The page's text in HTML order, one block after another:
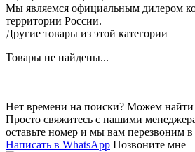
Мы являемся официальным дилером
территории России.
Другие товары из этой категории
Товары не найдены...
Нет времени на поиски? Можем найти
Просто свяжитесь с нашими
оставьте номер и мы вам перезвоним в
Написать в WhatsApp Позвоните мне